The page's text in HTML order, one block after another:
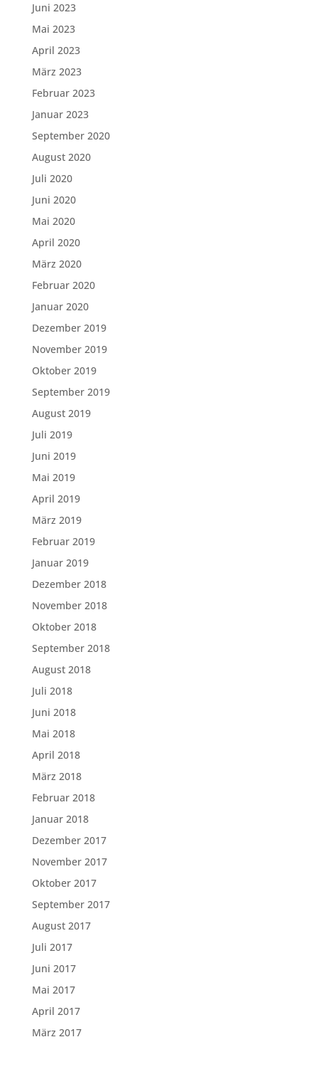
Juni 2023
Mai 2023
April 2023
März 2023
Februar 2023
Januar 2023
September 2020
August 2020
Juli 2020
Juni 2020
Mai 2020
April 2020
März 2020
Februar 2020
Januar 2020
Dezember 2019
November 2019
Oktober 2019
September 2019
August 2019
Juli 2019
Juni 2019
Mai 2019
April 2019
März 2019
Februar 2019
Januar 2019
Dezember 2018
November 2018
Oktober 2018
September 2018
August 2018
Juli 2018
Juni 2018
Mai 2018
April 2018
März 2018
Februar 2018
Januar 2018
Dezember 2017
November 2017
Oktober 2017
September 2017
August 2017
Juli 2017
Juni 2017
Mai 2017
April 2017
März 2017